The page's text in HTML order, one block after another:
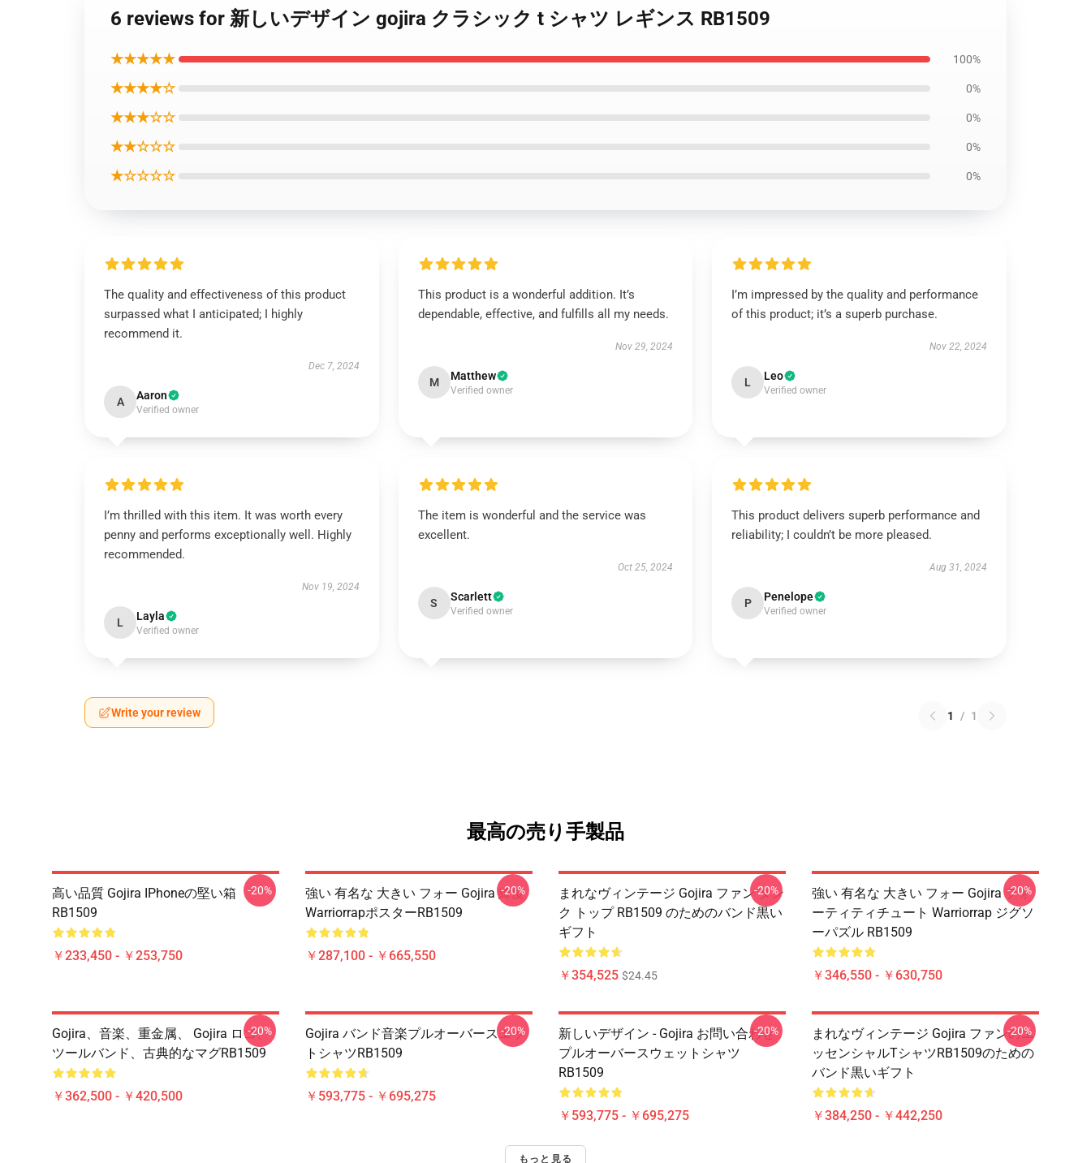
6 reviews for 新しいデザイン gojira クラシック t シャツ レギンス RB1509
★★★★★ 100%
★★★★☆ 0%
★★★☆☆ 0%
★★☆☆☆ 0%
★☆☆☆☆ 0%
The quality and effectiveness of this product
surpassed what I anticipated; I highly
recommend it.
Dec 7, 2024
A Aaron
Verified owner
This product is a wonderful addition. It’s
dependable, effective, and fulfills all my needs.
Nov 29, 2024
M Matthew
Verified owner
I’m impressed by the quality and performance
of this product; it’s a superb purchase.
Nov 22, 2024
L Leo
Verified owner
I’m thrilled with this item. It was worth every
penny and performs exceptionally well. Highly
recommended.
Nov 19, 2024
L Layla
Verified owner
The item is wonderful and the service was
excellent.
Oct 25, 2024
S Scarlett
Verified owner
This product delivers superb performance and
reliability; I couldn’t be more pleased.
Aug 31, 2024
P Penelope
Verified owner
Write your review 1 / 1
最高の売り手製品
高い品質 Gojira IPhoneの堅い箱
RB1509
￥233,450 - ￥253,750
-20%
強い 有名な 大きい フォー Gojira 緯度
WarriorrapポスターRB1509
￥287,100 - ￥665,550
-20%
まれなヴィンテージ Gojira ファン タン
ク トップ RB1509 のためのバンド黒い
ギフト
￥354,525 $24.45
-20%
強い 有名な 大きい フォー Gojira フォ
ーティティチュート Warriorrap ジグソ
ーパズル RB1509
￥346,550 - ￥630,750
-20%
Gojira、音楽、重金属、 Gojira ロゴ、
ツールバンド、古典的なマグRB1509
￥362,500 - ￥420,500
-20%
Gojira バンド音楽プルオーバースエッ
トシャツRB1509
￥593,775 - ￥695,275
-20%
新しいデザイン - Gojira お問い合わせ
プルオーバースウェットシャツ
RB1509
￥593,775 - ￥695,275
-20%
まれなヴィンテージ Gojira ファンのエ
ッセンシャルTシャツRB1509のための
バンド黒いギフト
￥384,250 - ￥442,250
-20%
もっと見る